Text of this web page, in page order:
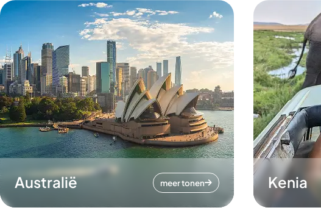
Australië meer tonen Kenia